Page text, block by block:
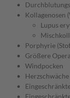
Kollagenosen
Lupus
Porphyrie
Größere
Windpocken
Herzschwäche